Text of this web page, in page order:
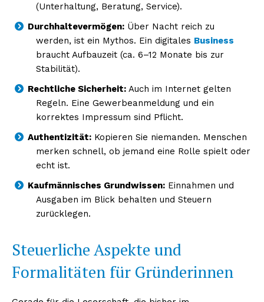
(Unterhaltung, Beratung, Service).
Durchhaltevermögen: Über Nacht reich zu
werden, ist ein Mythos. Ein digitales Business
braucht Aufbauzeit (ca. 6–12 Monate bis zur
Stabilität).
Rechtliche Sicherheit: Auch im Internet gelten
Regeln. Eine Gewerbeanmeldung und ein
korrektes Impressum sind Pflicht.
Authentizität: Kopieren Sie niemanden. Menschen
merken schnell, ob jemand eine Rolle spielt oder
echt ist.
Kaufmännisches Grundwissen: Einnahmen und
Ausgaben im Blick behalten und Steuern
zurücklegen.
Steuerliche Aspekte und
Formalitäten für Gründerinnen